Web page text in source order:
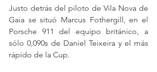
Justo detrás del piloto de Vila Nova de
Gaia se situó Marcus Fothergill, en el
Porsche 911 del equipo británico, a
sólo 0,090s de Daniel Teixeira y el más
rápido de la Cup.